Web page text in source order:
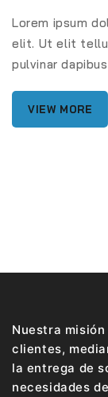
Lorem ipsum
elit. Ut elit
pulvinar
VIEW MORE
Nuestra
clientes,
la entrega de
necesidades